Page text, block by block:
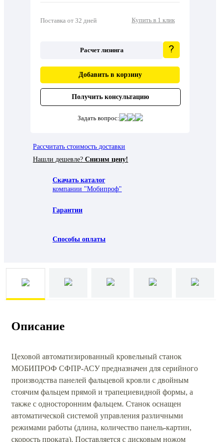
Поставка от 32 дней Купить в 1 клик
Расчет лизинга
Добавить в корзину
Получить консультацию
Задать вопрос:
Рассчитать стоимость доставки
Нашли дешевле? Снизим цену!
Скачать каталог
компании "Мобипроф"
Гарантии
Способы оплаты
Описание
Цеховой автоматизированный кровельный станок
МОБИПРОФ СФПР-АСУ предназначен для серийного
производства панелей фальцевой кровли с двойным
стоячим фальцем прямой и трапециевидной формы, а
также с односторонним фальцем. Станок оснащен
автоматической системой управления различными
режимами работы (длина, количество панель-картин,
скорость проката). Поставляется с дисковым ножом